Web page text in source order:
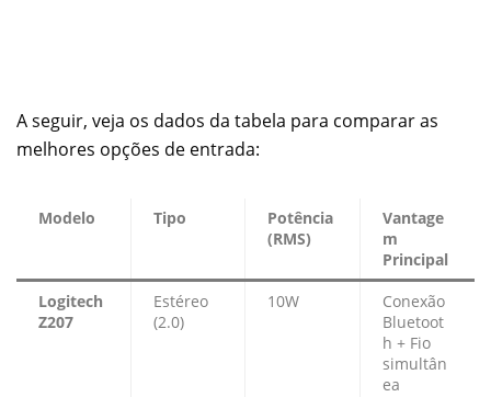
A seguir, veja os dados da tabela para comparar as
melhores opções de entrada:
Modelo Tipo
Potência
(RMS)
Vantage
m
Principal
Logitech
Z207
Estéreo
(2.0)
10W
Conexão
Bluetoot
h + Fio
simultân
ea